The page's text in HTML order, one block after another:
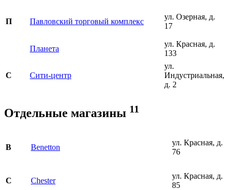
П Павловский торговый комплекс
ул. Озерная, д.
17
Планета
ул. Красная, д.
133
С Сити-центр
ул.
Индустриальная,
д. 2
Отдельные магазины 11
B Benetton
ул. Красная, д.
76
C Chester
ул. Красная, д.
85